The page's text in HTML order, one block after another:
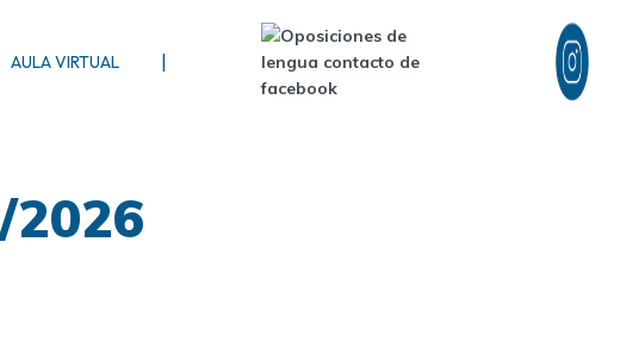
AULA VIRTUAL |
2026